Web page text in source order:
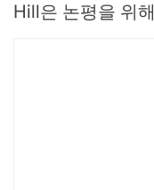
Hill은 논평을 위